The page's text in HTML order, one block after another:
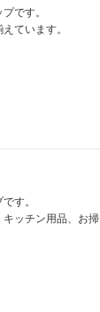
です。
ています。
す。
ッチン用品、お掃